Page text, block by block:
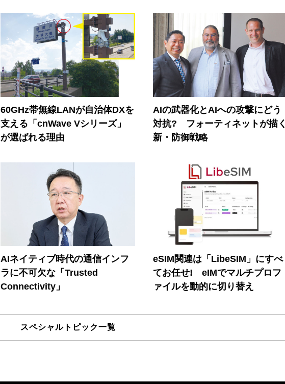
60GHz帯無線LANが自治体DXを
支える「cnWave Vシリーズ」
が選ばれる理由
AIの武器化とAIへの攻撃にどう
対抗? フォーティネットが描く
新・防御戦略
AIネイティブ時代の通信インフ
ラに不可欠な「Trusted
Connectivity」
eSIM関連は「LibeSIM」にすべ
てお任せ! eIMでマルチプロフ
ァイルを動的に切り替え
スペシャルトピック一覧